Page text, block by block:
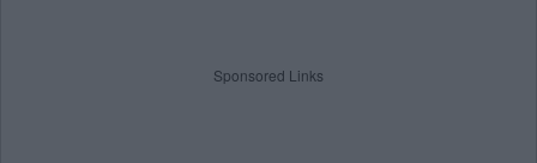
Sponsored Links